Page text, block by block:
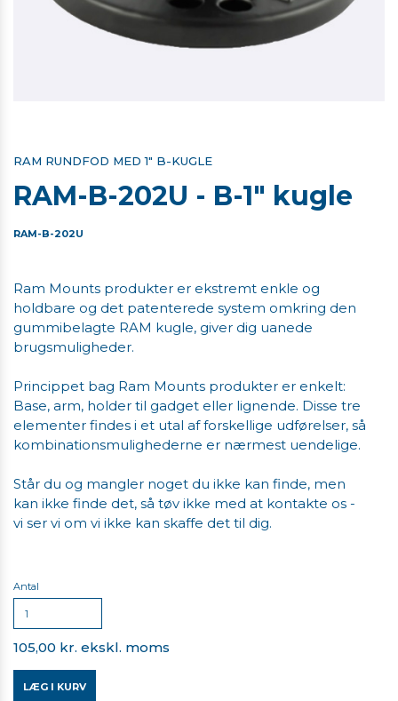
RAM RUNDFOD MED 1" B-KUGLE
RAM-B-202U - B-1" kugle
RAM-B-202U
Ram Mounts produkter er ekstremt enkle og
holdbare og det patenterede system omkring den
gummibelagte RAM kugle, giver dig uanede
brugsmuligheder.
Princippet bag Ram Mounts produkter er enkelt:
Base, arm, holder til gadget eller lignende. Disse tre
elementer findes i et utal af forskellige udførelser, så
kombinationsmulighederne er nærmest uendelige.
Står du og mangler noget du ikke kan finde, men
kan ikke finde det, så tøv ikke med at kontakte os -
vi ser vi om vi ikke kan skaffe det til dig.
Antal
105,00 kr. ekskl. moms
LÆG I KURV